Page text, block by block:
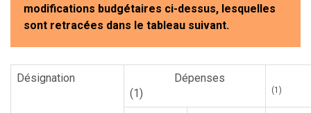
modifications budgétaires ci-dessus, lesquelles
sont retracées dans le tableau suivant.
Désignation
Dépenses
(1)
(1)